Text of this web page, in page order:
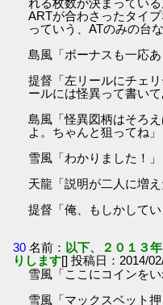
ARTが合わさったタイ
っていう、ATのみの台な
島風「ボーナスも一応あ
提督「左リールにチェ
ールには怪異って書い
島風「怪異図柄はそろ
よ。ちゃんと狙ってね」
雪風「わかりました！」
天龍「説明が二人に増え
提督「俺、もしかしてい
30 名前： 以下、２０１３
りします[] 投稿日：2014/
雪風「ここにコインをい
雪風「マックスベット押